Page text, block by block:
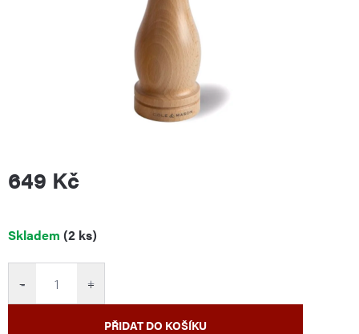
649 Kč
Měrná
Skladem (2 ks)
+
−
PŘIDAT DO KOŠÍKU